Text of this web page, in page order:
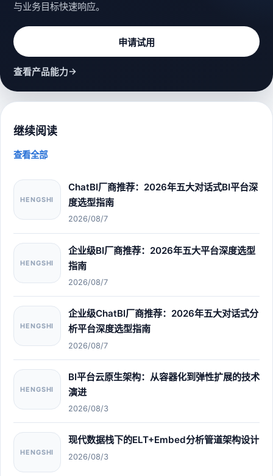
与业务目标快速响应。
申请试用
查看产品能力→
继续阅读
查看全部
HENGSHI
ChatBI厂商推荐：2026年五大对话式BI平台深
度选型指南
2026/08/7
HENGSHI
企业级BI厂商推荐：2026年五大平台深度选型
指南
2026/08/7
HENGSHI
企业级ChatBI厂商推荐：2026年五大对话式分
析平台深度选型指南
2026/08/7
HENGSHI
BI平台云原生架构：从容器化到弹性扩展的技术
演进
2026/08/3
HENGSHI
现代数据栈下的ELT+Embed分析管道架构设计
2026/08/3